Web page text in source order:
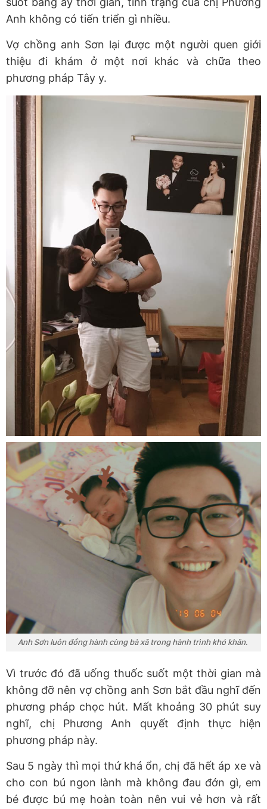
Anh không có tiến triển gì nhiều.
Vợ chồng anh Sơn lại được một người quen giới
thiệu đi khám ở một nơi khác và chữa theo
phương pháp Tây y.
Anh Sơn luôn đồng hành cùng bà xã trong hành trình khó khăn.
Vì trước đó đã uống thuốc suốt một thời gian mà
không đỡ nên vợ chồng anh Sơn bắt đầu nghĩ đến
phương pháp chọc hút. Mất khoảng 30 phút suy
nghĩ, chị Phương Anh quyết định thực hiện
phương pháp này.
Sau 5 ngày thì mọi thứ khá ổn, chị đã hết áp xe và
cho con bú ngon lành mà không đau đớn gì, em
bé được bú mẹ hoàn toàn nên vui vẻ hơn và rất